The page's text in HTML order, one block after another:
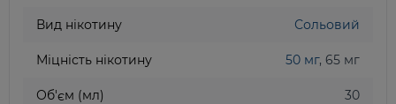
Вид нікотину Сольовий
Міцність нікотину 50 мг, 65 мг
Об'єм (мл) 30